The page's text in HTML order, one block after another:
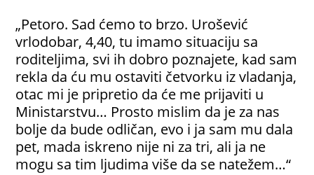
„Petoro. Sad ćemo to brzo. Urošević
vrlodobar, 4,40, tu imamo situaciju sa
roditeljima, svi ih dobro poznajete, kad sam
rekla da ću mu ostaviti četvorku iz vladanja,
otac mi je pripretio da će me prijaviti u
Ministarstvu… Prosto mislim da je za nas
bolje da bude odličan, evo i ja sam mu dala
pet, mada iskreno nije ni za tri, ali ja ne
mogu sa tim ljudima više da se natežem…“